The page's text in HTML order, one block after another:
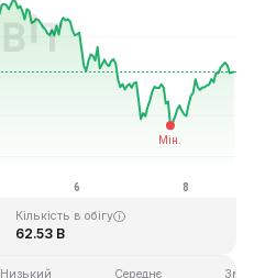
€0.002686
Кількість в обігу
62.53 B
Низький Середнє